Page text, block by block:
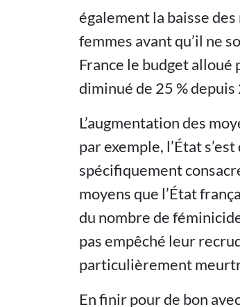
également la baisse
femmes avant qu’il ne
France le budget alloué
diminué de 25 % depuis
L’augmentation des
par exemple, l’État
spécifiquement
moyens que l’État
du nombre de
pas empêché leur
particulièrement
En finir pour de bon